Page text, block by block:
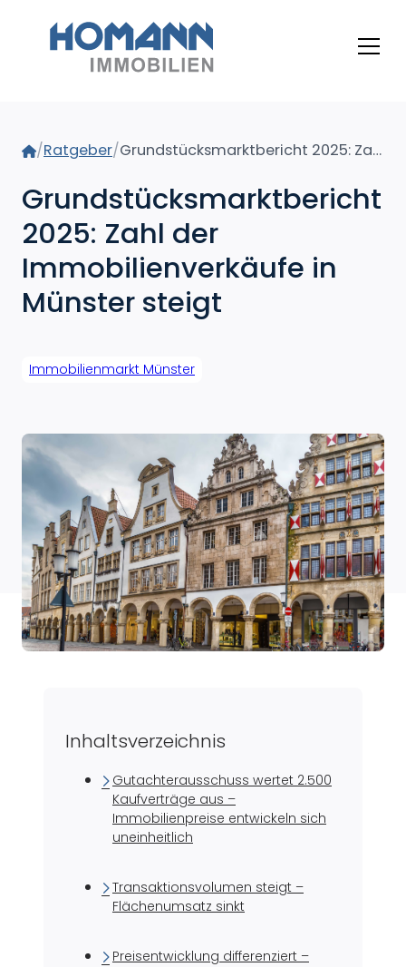
Home
/Ratgeber/ Grundstücksmarktbericht 2025: Zahl der Immobilienverkäufe in Münster steigt
Grundstücksmarktbericht
2025: Zahl der
Immobilienverkäufe in
Münster steigt
Immobilienmarkt Münster
Inhaltsverzeichnis
Gutachterausschuss wertet 2.500
Kaufverträge aus –
Immobilienpreise entwickeln sich
uneinheitlich
Transaktionsvolumen steigt –
Flächenumsatz sinkt
Preisentwicklung differenziert –